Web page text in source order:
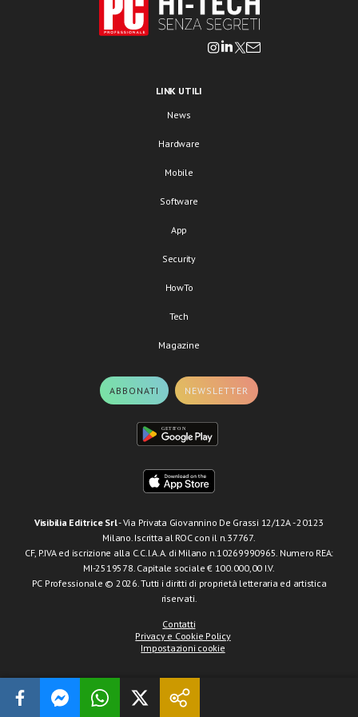
LINK UTILI
News
Hardware
Mobile
Software
App
Security
HowTo
Tech
Magazine
ABBONATI NEWSLETTER
Visibilia Editrice Srl- Via Privata Giovannino De Grassi 12/12A - 20123
Milano. Iscritta al ROC con il n.37767.
CF, P.IVA ed iscrizione alla C.C.I.A.A. di Milano n.10269990965. Numero REA:
MI-2519578. Capitale sociale € 100.000,00 I.V.
PC Professionale © 2026. Tutti i diritti di proprietà letteraria ed artistica
riservati.
Contatti
Privacy e Cookie Policy
Impostazioni cookie